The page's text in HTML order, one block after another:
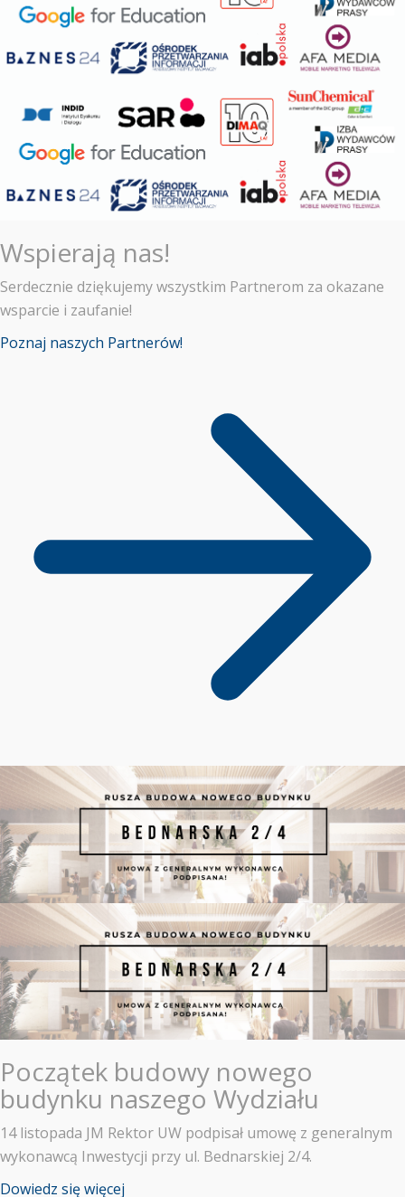
Wspierają nas!
Serdecznie dziękujemy wszystkim Partnerom za okazane
wsparcie i zaufanie!
Poznaj naszych Partnerów!
Początek budowy nowego
budynku naszego Wydziału
14 listopada JM Rektor UW podpisał umowę z generalnym
wykonawcą Inwestycji przy ul. Bednarskiej 2/4.
Dowiedz się więcej